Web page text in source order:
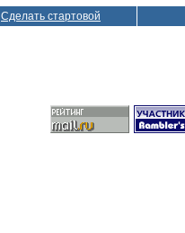
Сделать стартовой